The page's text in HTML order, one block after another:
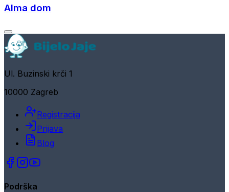
Alma dom
Ul. Buzinski krči 1
10000 Zagreb
Registracija
Prijava
Blog
Podrška